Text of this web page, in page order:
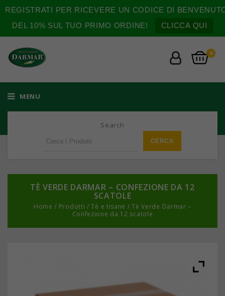
REGISTRATI PER RICEVERE UN CODICE DI
DEL 10% SUL TUO PRIMO ORDINE!
CLICCA QUI
0
MENU
Search
TÈ VERDE DARMAR – CONFEZIONE DA 12
SCATOLE
Home / Prodotti /Tè e tisane /Tè Verde Darmar –
Confezione da 12 scatole